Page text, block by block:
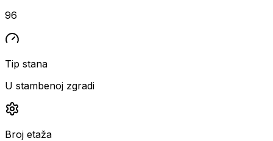
96
Tip stana
U stambenoj zgradi
Broj etaža